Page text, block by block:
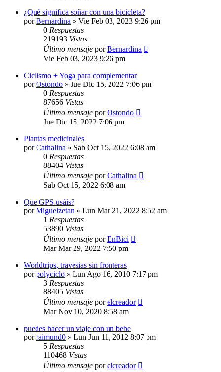
¿Qué significa soñar con una bicicleta?
porBernardina » Vie Feb 03, 2023 9:26 pm
0 Respuestas
219193 Vistas
Último mensaje porBernardina
Vie Feb 03, 2023 9:26 pm
Ciclismo + Yoga para complementar
porOstondo » Jue Dic 15, 2022 7:06 pm
0 Respuestas
87656 Vistas
Último mensaje porOstondo
Jue Dic 15, 2022 7:06 pm
Plantas medicinales
porCathalina » Sab Oct 15, 2022 6:08 am
0 Respuestas
88404 Vistas
Último mensaje porCathalina
Sab Oct 15, 2022 6:08 am
Que GPS usáis?
porMiguelzetan » Lun Mar 21, 2022 8:52 am
1 Respuestas
53890 Vistas
Último mensaje porEnBici
Mar Mar 29, 2022 7:50 pm
Worldtrips, travesias sin fronteras
porpolyciclo » Lun Ago 16, 2010 7:17 pm
3 Respuestas
88405 Vistas
Último mensaje porelcreador
Mar Nov 10, 2020 8:58 am
puedes hacer un viaje con un bebe
porraimund0 » Lun Jun 11, 2012 8:07 pm
5 Respuestas
110468 Vistas
Último mensaje porelcreador